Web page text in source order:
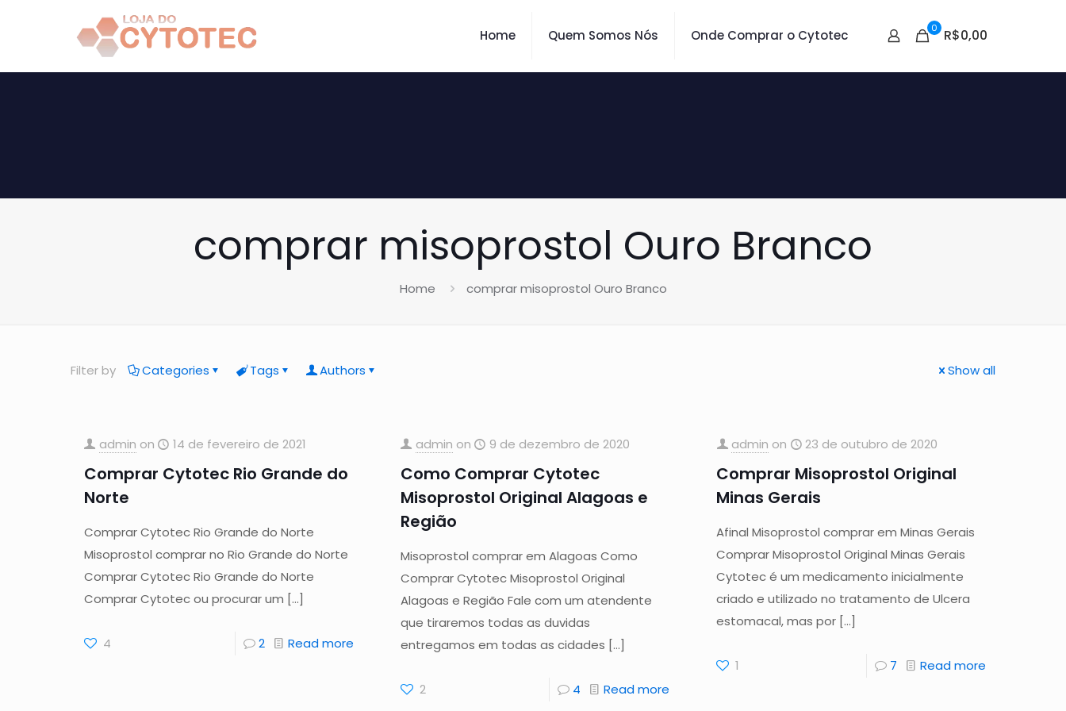
Home Quem Somos Nós Onde Comprar o Cytotec 0 R$0,00
comprar misoprostol Ouro Branco
Home comprar misoprostol Ouro Branco
Filter by Categories Tags Authors Show all
admin on 14 de fevereiro de 2021
Comprar Cytotec Rio Grande do
Norte
Comprar Cytotec Rio Grande do Norte
Misoprostol comprar no Rio Grande do Norte
Comprar Cytotec Rio Grande do Norte
Comprar Cytotec ou procurar um […]
4 2 Read more
admin on 9 de dezembro de 2020
Como Comprar Cytotec
Misoprostol Original Alagoas e
Região
Misoprostol comprar em Alagoas Como
Comprar Cytotec Misoprostol Original
Alagoas e Região Fale com um atendente
que tiraremos todas as duvidas
entregamos em todas as cidades […]
2 4 Read more
admin on 23 de outubro de 2020
Comprar Misoprostol Original
Minas Gerais
Afinal Misoprostol comprar em Minas Gerais
Comprar Misoprostol Original Minas Gerais
Cytotec é um medicamento inicialmente
criado e utilizado no tratamento de Ulcera
estomacal, mas por […]
1 7 Read more